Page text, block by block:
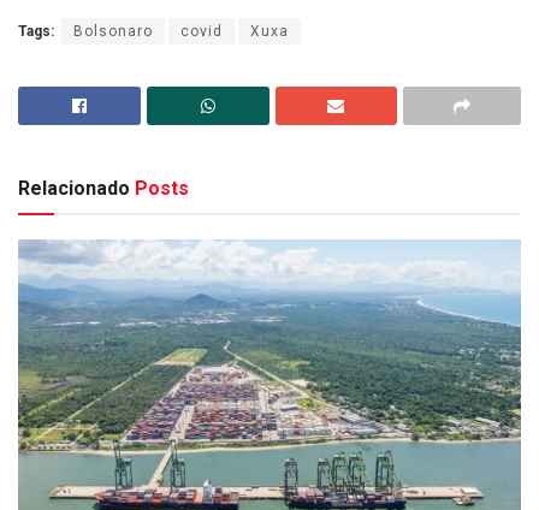
Tags: Bolsonaro covid Xuxa
Relacionado Posts